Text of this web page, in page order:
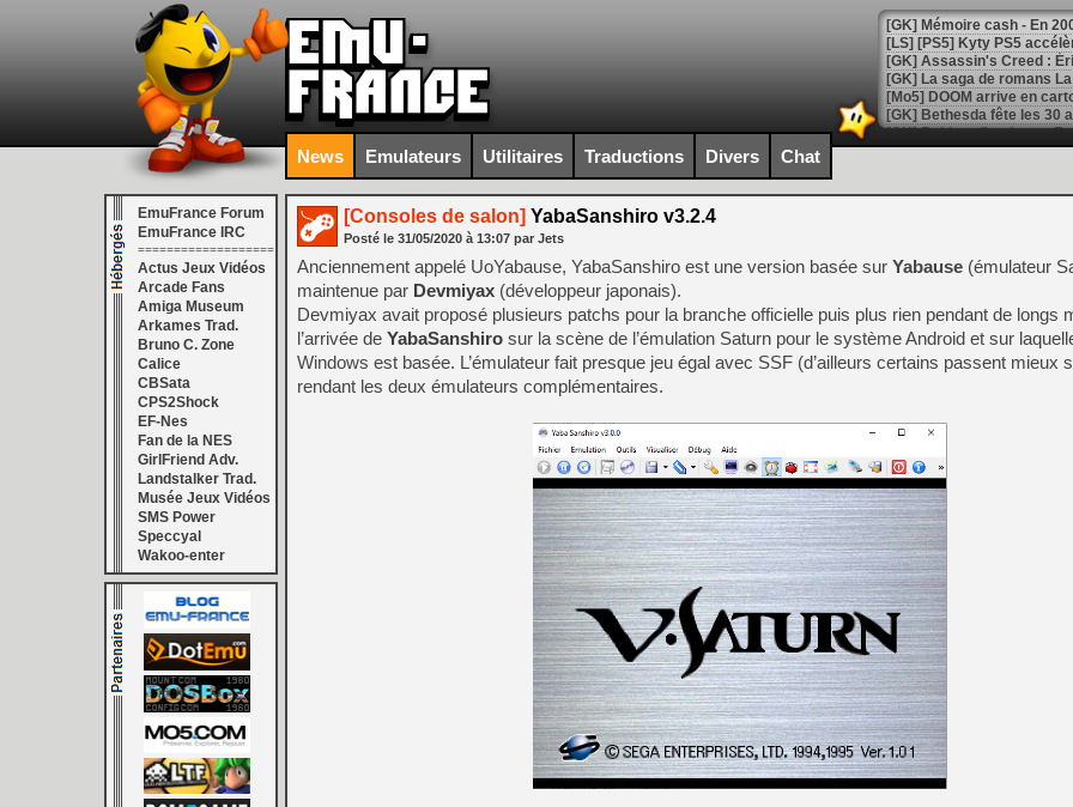
[Mo5] DOOM arrive en
[GK] Bethesda fête les 30
[GK] Roblox : l'action en
[GK] Agenda - GeForce
[LS] [PS5] ps5-y2jb-
[GK] Pourquoi Marvel
[GK] Test : Restory : Chill
[GK] GTA 6 : Rockstar
[GK] Hot Wheels Infinite
[GK] Mémoire cash -
[GK] Résultats Nintendo :
[GK] Déjà des
[Mo5] Brickboy cherche à
[GK] Minecraft et ses «
[GK] Beast of
[GK] Ubisoft : fin de partie
[GK] Mémoire cash -
[GK] Dan Houser (GTA)
[GK] Comment EA Sports
[GK] Crimson Moon : un
[GK] Isle of Reveries : le
[GK] Moonlighter 2 : The
[GK] Capcom relance
[Mo5] Deux inédits du
[GK] Le beat'em up The
[GK] Endless Legend 2 :
News Emulateurs Utilitaires Traductions Divers Chat
EmuFrance Forum
EmuFrance IRC
===================
Actus Jeux Vidéos
Arcade Fans
Amiga Museum
Arkames Trad.
Bruno C. Zone
Calice
CBSata
CPS2Shock
EF-Nes
Fan de la NES
GirlFriend Adv.
Landstalker Trad.
Musée Jeux Vidéos
SMS Power
Speccyal
Wakoo-enter
[Consoles de salon] YabaSanshiro v3.2.4
Posté le 31/05/2020 à 13:07 par Jets
Anciennement appelé UoYabause, YabaSanshiro est une version basée sur Yabause (émulateur
maintenue par Devmiyax (développeur japonais).
Devmiyax avait proposé plusieurs patchs pour la branche officielle puis plus rien pendant de longs
l’arrivée de YabaSanshiro sur la scène de l’émulation Saturn pour le système Android et sur
Windows est basée. L’émulateur fait presque jeu égal avec SSF (d’ailleurs certains passent mieux
rendant les deux émulateurs complémentaires.